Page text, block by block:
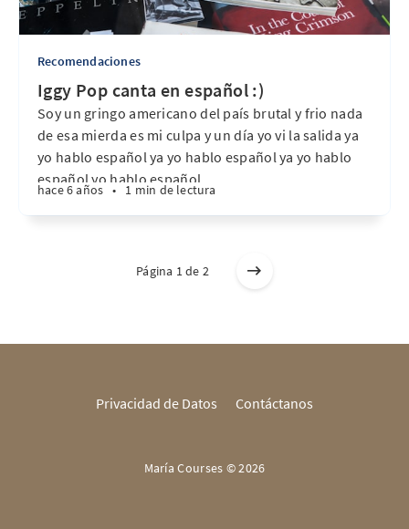
Recomendaciones
Iggy Pop canta en español :)
Soy un gringo americano del país brutal y frio nada
de esa mierda es mi culpa y un día yo vi la salida ya
yo hablo español ya yo hablo español ya yo hablo
español yo hablo español…
hace 6 años • 1 min de lectura
Página 1 de 2
Privacidad de Datos Contáctanos
María Courses © 2026